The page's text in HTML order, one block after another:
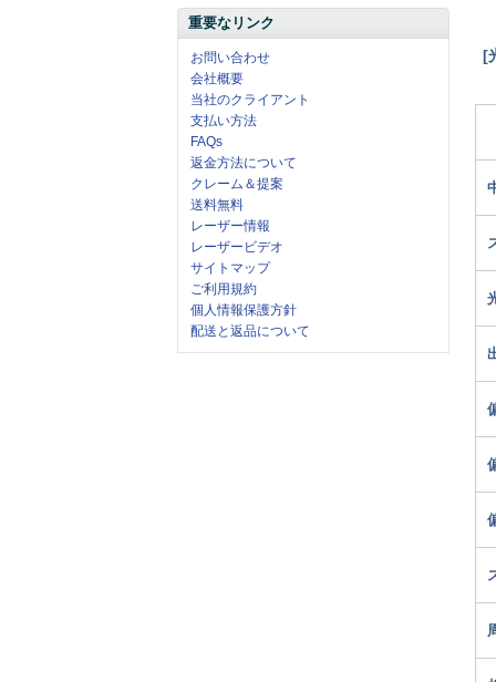
重要なリンク
お問い合わせ
会社概要
当社のクライアント
支払い方法
FAQs
返金方法について
クレーム＆提案
送料無料
レーザー情報
レーザービデオ
サイトマップ
ご利用規約
個人情報保護方針
配送と返品について
[